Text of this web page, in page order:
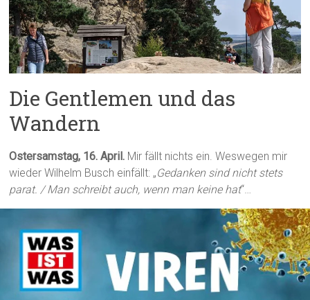
Die Gentlemen und das
Wandern
Ostersamstag, 16. April. Mir fällt nichts ein. Weswegen mir
wieder Wilhelm Busch einfällt: „Gedanken sind nicht stets
parat. / Man schreibt auch, wenn man keine hat“…